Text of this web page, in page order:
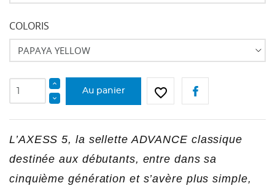
COLORIS
Au panier favorite_border
L’AXESS 5, la sellette ADVANCE classique
destinée aux débutants, entre dans sa
cinquième génération et s’avère plus simple,
CRÉER UNE LISTE D'ENVIES
CONNEXION